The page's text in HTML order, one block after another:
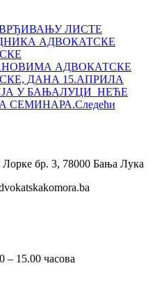
ЛИСТЕ
АДВОКАТСКЕ
АДВОКАТСКЕ
ДАНА 15.АПРИЛА
У БАЊАЛУЦИ НЕЋЕ
СЕМИНАРА.Следећи
Лорке бр. 3, 78000 Бања Лука
– 15.00 часова